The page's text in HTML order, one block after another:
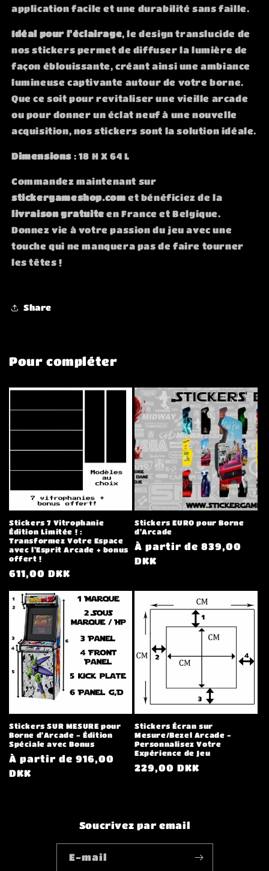
application facile et une durabilité sans faille.
Idéal pour l'éclairage, le design translucide de
nos stickers permet de diffuser la lumière de
façon éblouissante, créant ainsi une ambiance
lumineuse captivante autour de votre borne.
Que ce soit pour revitaliser une vieille arcade
ou pour donner un éclat neuf à une nouvelle
acquisition, nos stickers sont la solution idéale.
Dimensions : 18 H X 64 L
Commandez maintenant sur
stickergameshop.com et bénéficiez de la
livraison gratuite en France et Belgique.
Donnez vie à votre passion du jeu avec une
touche qui ne manquera pas de faire tourner
les têtes !
Share
Pour compléter
Stickers 7 Vitrophanie
Édition Limitée ! :
Transformez Votre Espace
avec l'Esprit Arcade + bonus
offert !
Prix
611,00 DKK
Stickers EURO pour Borne
d'Arcade
Prix
habituel
À partir de 839,00
DKK
Stickers SUR MESURE pour
Borne d'Arcade - Édition
Spéciale avec Bonus
Prix
habituel
À partir de 916,00
DKK
Stickers Écran sur
Mesure/Bezel Arcade -
Personnalisez Votre
Expérience de Jeu
Prix
229,00 DKK
Soucrivez par email
E-mail